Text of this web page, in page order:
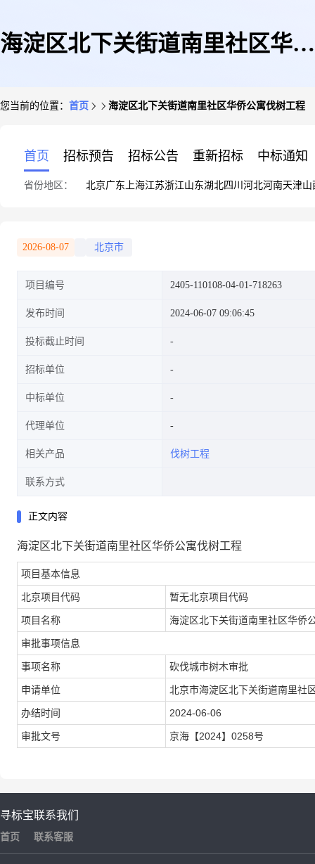
海淀区北下关街道南里社区华侨
您当前的位置： 首页 海淀区北下关街道南里社区华侨公寓伐树工程
首页 招标预告 招标公告 重新招标 中标通知
省份地区： 北京广东 上海江苏浙江山东湖北四川 河北河南天津山
2026-08-07 北京市
项目编号 2405-110108-04-01-718263
发布时间 2024-06-07 09:06:45
投标截止时间
招标单位
中标单位
代理单位
相关产品 伐树工程
联系方式
正文内容
海淀区北下关街道南里社区华侨公寓伐树工程
项目基本信息
北京项目代码 暂无北京项目代码
项目名称 海淀区北下关街道南里社区华侨
审批事项信息
事项名称 砍伐城市树木审批
申请单位 北京市海淀区北下关街道南里社
办结时间 2024-06-06
审批文号 京海【2024】0258号
寻标宝
首页
联系我们
联系客服